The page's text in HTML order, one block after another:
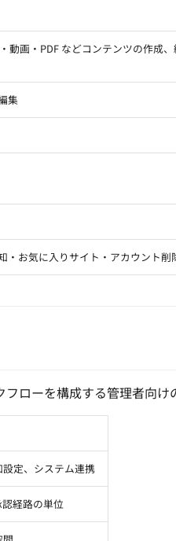
動画・PDF などコンテンツの作成
集
・お気に入りサイト・アカウント削
ローを構成する管理者向け
定、システム連携
経路の単位